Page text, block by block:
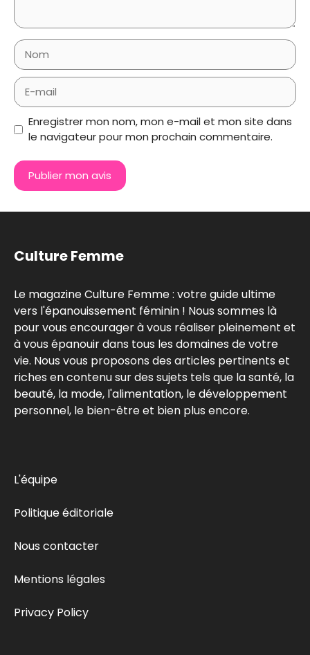
Nom
E-
mail
Enregistrer mon nom, mon e-mail et mon site dans
le navigateur pour mon prochain commentaire.
Culture Femme
Le magazine Culture Femme : votre guide ultime
vers l'épanouissement féminin ! Nous sommes là
pour vous encourager à vous réaliser pleinement et
à vous épanouir dans tous les domaines de votre
vie. Nous vous proposons des articles pertinents et
riches en contenu sur des sujets tels que la santé, la
beauté, la mode, l'alimentation, le développement
personnel, le bien-être et bien plus encore.
L'équipe
Politique éditoriale
Nous contacter
Mentions légales
Privacy Policy